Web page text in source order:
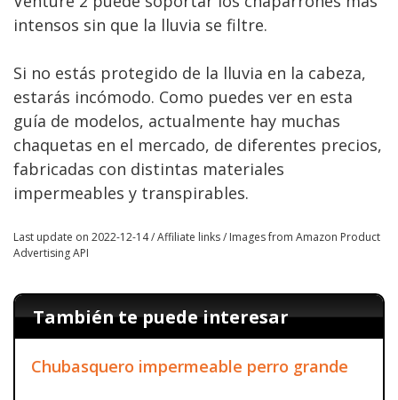
intensos sin que la lluvia se filtre.
Si no estás protegido de la lluvia en la cabeza,
estarás incómodo. Como puedes ver en esta
guía de modelos, actualmente hay muchas
chaquetas en el mercado, de diferentes precios,
fabricadas con distintas materiales
impermeables y transpirables.
Last update on 2022-12-14 / Affiliate links / Images from Amazon Product
Advertising API
También te puede interesar
Chubasquero impermeable perro grande